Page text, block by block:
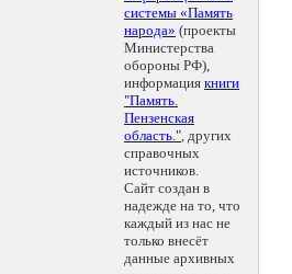
системы «Память
народа» (проекты
Министерства
обороны РФ),
информация книги
"Память.
Пензенская
область.", других
справочных
источников.
Сайт создан в
надежде на то, что
каждый из нас не
только внесёт
данные архивных